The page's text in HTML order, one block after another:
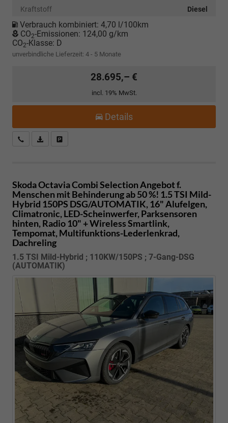
Kraftstoff
Diesel
Verbrauch kombiniert: 4,70 l/100km
CO2-Emissionen: 124,00 g/km
CO2-Klasse: D
unverbindliche Lieferzeit: 4 - 5 Monate
28.695,– €
incl. 19% MwSt.
Details
Kostenloser Rückruf-Service
PDF-Datei, Fahrzeugexposé drucken
Skoda Octavia CombiSelection Angebot f.
Menschen mit Behinderung ab 50 %! 1.5 TSI Mild-
Hybrid 150PS DSG/AUTOMATIK, 16" Alufelgen,
Climatronic, LED-Scheinwerfer, Parksensoren
hinten, Radio 10" + Wireless Smartlink,
Tempomat, Multifunktions-Lederlenkrad,
Dachreling
1.5 TSI Mild-Hybrid ; 110KW/150PS ; 7-Gang-DSG
(AUTOMATIK)